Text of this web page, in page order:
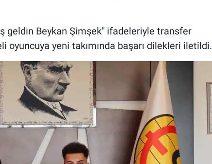
geldin Beykan Şimşek" ifadeleriyle transfer
oyuncuya yeni takımında başarı dilekleri iletildi.